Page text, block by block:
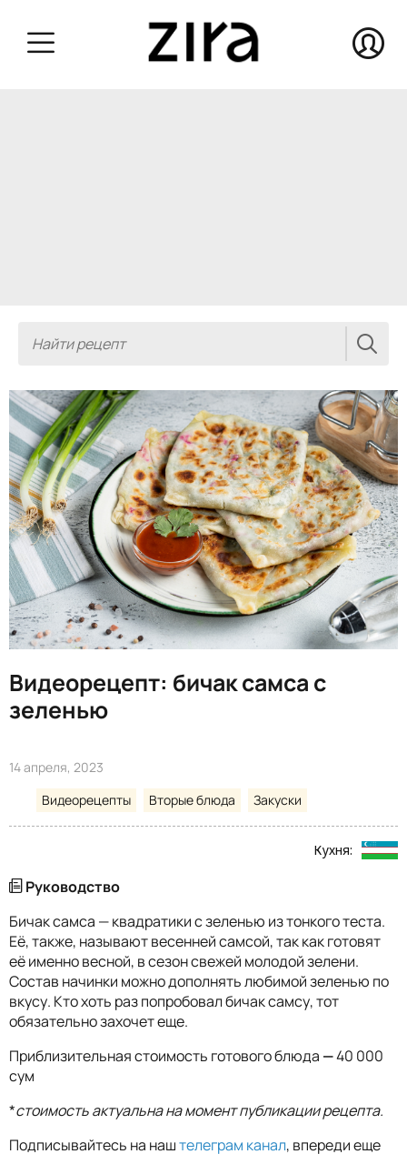
Видеорецепт: бичак самса с
зеленью
14 апреля, 2023
Видеорецепты
Вторые блюда Закуски
Кухня:
Руководство
Бичак самса — квадратики с зеленью из тонкого теста.
Её, также, называют весенней самсой, так как готовят
её именно весной, в сезон свежей молодой зелени.
Состав начинки можно дополнять любимой зеленью по
вкусу. Кто хоть раз попробовал бичак самсу, тот
обязательно захочет еще.
Приблизительная стоимость готового блюда —40 000
сум
*стоимость актуальна на момент публикации рецепта.
Подписывайтесь на наштелеграм канал, впереди еще